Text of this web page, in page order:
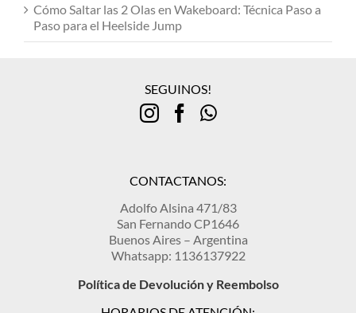
Cómo Saltar las 2 Olas en Wakeboard: Técnica Paso a
Paso para el Heelside Jump
SEGUINOS!
CONTACTANOS:
Adolfo Alsina 471/83
San Fernando CP1646
Buenos Aires – Argentina
Whatsapp: 1136137922
Política de Devolución y Reembolso